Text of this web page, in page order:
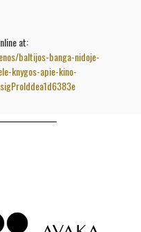
at:
baltijos-banga-nidoje-
knygos-apie-kino-